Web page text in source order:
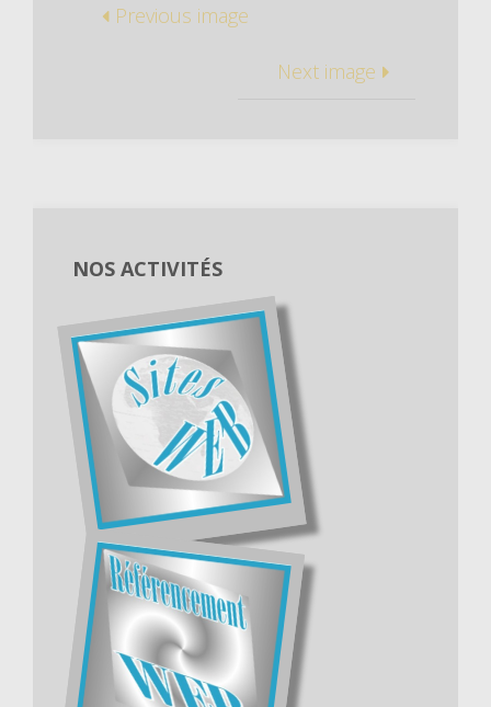
Previous image
Next image
NOS ACTIVITÉS